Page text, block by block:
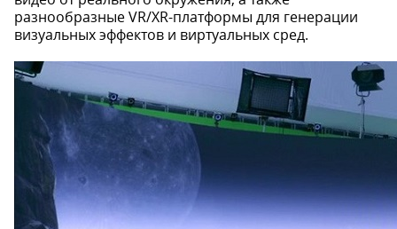
разнообразные VR/XR-платформы для генерации
визуальных эффектов и виртуальных сред.